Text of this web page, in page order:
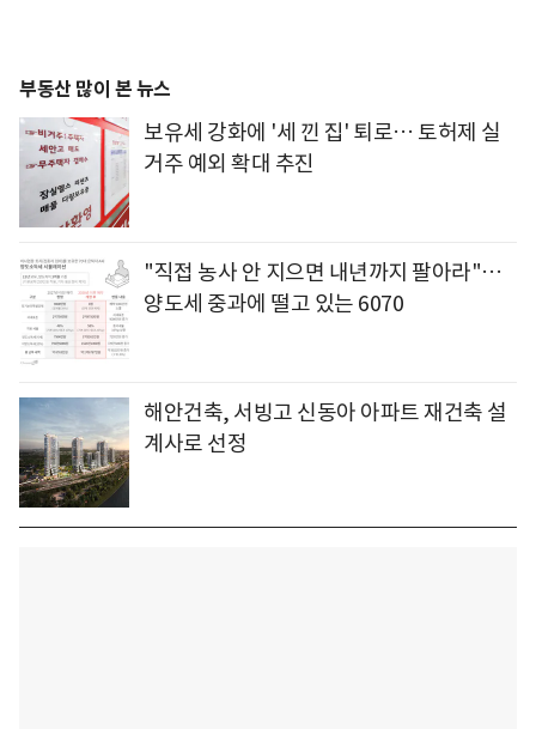
부동산 많이 본 뉴스
보유세 강화에 '세 낀 집' 퇴로… 토허제 실
거주 예외 확대 추진
"직접 농사 안 지으면 내년까지 팔아라"…
양도세 중과에 떨고 있는 6070
해안건축, 서빙고 신동아 아파트 재건축 설
계사로 선정